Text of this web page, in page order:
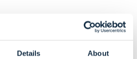
Details About
bericht
onze software? Vul onderstaand